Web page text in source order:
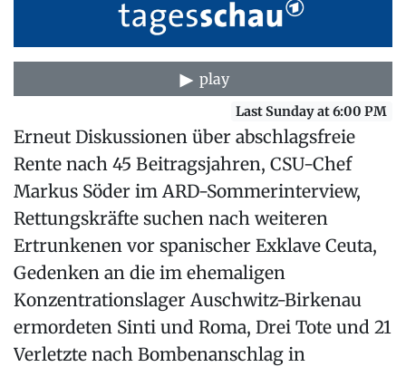
play
Last Sunday at 6:00 PM
Erneut Diskussionen über abschlagsfreie
Rente nach 45 Beitragsjahren, CSU-Chef
Markus Söder im ARD-Sommerinterview,
Rettungskräfte suchen nach weiteren
Ertrunkenen vor spanischer Exklave Ceuta,
Gedenken an die im ehemaligen
Konzentrationslager Auschwitz-Birkenau
ermordeten Sinti und Roma, Drei Tote und 21
Verletzte nach Bombenanschlag in